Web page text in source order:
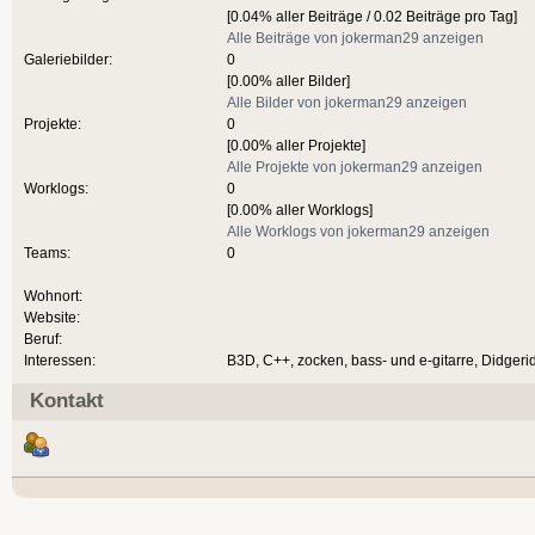
Galeriebilder:
Projekte:
Worklogs:
Teams:
Wohnort:
Website:
Beruf:
Interessen:
[0.04% aller Beiträge / 0.02 Beiträge pro Tag]
Alle Beiträge von jokerman29 anzeigen
0
[0.00% aller Bilder]
Alle Bilder von jokerman29 anzeigen
0
[0.00% aller Projekte]
Alle Projekte von jokerman29 anzeigen
0
[0.00% aller Worklogs]
Alle Worklogs von jokerman29 anzeigen
0
B3D, C++, zocken, bass- und e-gitarre,
Kontakt